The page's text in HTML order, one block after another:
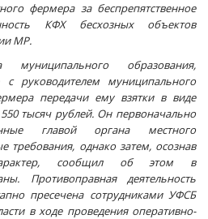
фермера за беспрепятственное
КФХ бесхозных объектов
МР.
образования,
руководителем муниципального
передачи ему взятки в виде
тысяч рублей. Он первоначально
главой органа местного
требования, однако затем, осознав
сообщил об этом в
Противоправная деятельность
пресечена сотрудниками УФСБ
в ходе проведения оперативно-